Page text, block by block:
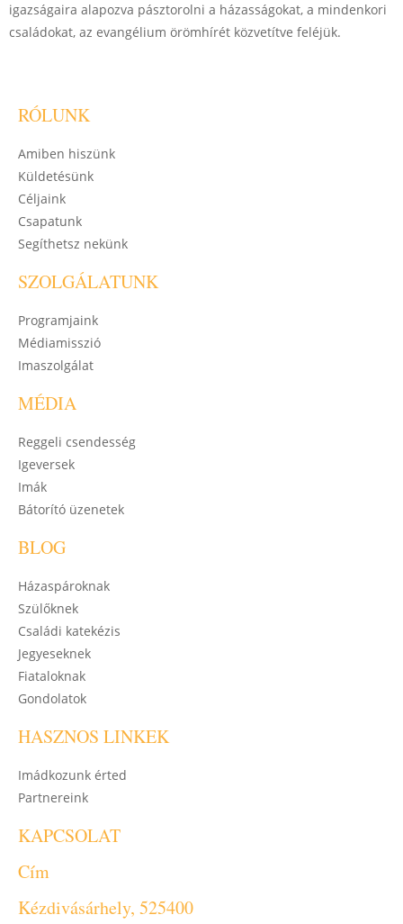
igazságaira alapozva pásztorolni a házasságokat, a mindenkori
családokat, az evangélium örömhírét közvetítve feléjük.
RÓLUNK
Amiben hiszünk
Küldetésünk
Céljaink
Csapatunk
Segíthetsz nekünk
SZOLGÁLATUNK
Programjaink
Médiamisszió
Imaszolgálat
MÉDIA
Reggeli csendesség
Igeversek
Imák
Bátorító üzenetek
BLOG
Házaspároknak
Szülőknek
Családi katekézis
Jegyeseknek
Fiataloknak
Gondolatok
HASZNOS LINKEK
Imádkozunk érted
Partnereink
KAPCSOLAT
Cím
Kézdivásárhely, 525400